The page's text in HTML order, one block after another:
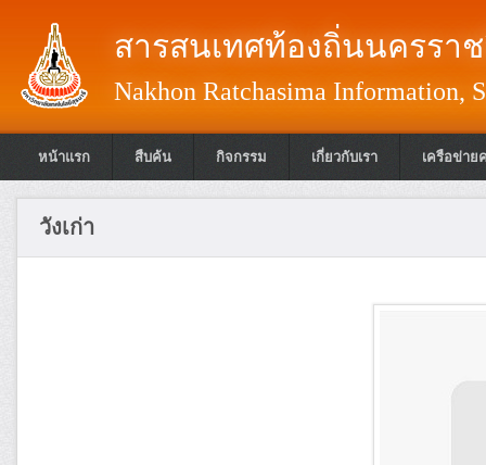
สารสนเทศท้องถิ่นนครรา
Nakhon Ratchasima Information,
หน้าแรก สืบค้น กิจกรรม เกี่ยวกับเรา เครือข่าย
วังเก่า